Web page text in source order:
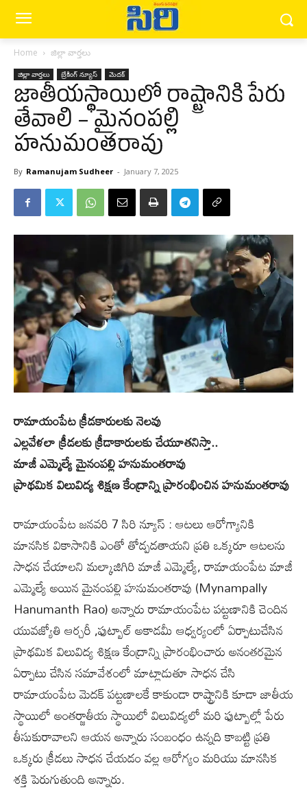
Home జిల్లా వార్త‌లు
జిల్లా వార్త‌లు బ్రేకింగ్ న్యూస్‌ మెద‌క్
జాతీయస్థాయిలో రాష్ట్రానికి పేరు
తేవాలి – మైనంపల్లి
హనుమంతరావు
By Ramanujam Sudheer - January 7, 2025
రామాయంపేట క్రీడకారుల‌కు నెల‌వు
ఎల్లవేళలా క్రీడలకు క్రీడాకారులకు చేయూతనిస్తా..
మాజీ ఎమ్మెల్యే మైనంపల్లి హనుమంతరావు
ప్రాథమిక విలువిద్య శిక్షణ కేంద్రాన్ని ప్రారంభించిన హ‌నుమంత‌రావు
రామాయంపేట జనవరి 7 సిరి న్యూస్ : ఆటలు ఆరోగ్యానికి
మానసిక వికాసానికి ఎంతో తోడ్పడతాయని ప్రతి ఒక్కరూ ఆటలను
సాధన చేయాలని మల్కాజిగిరి మాజీ ఎమ్మెల్యే, రామాయంపేట మాజీ
ఎమ్మెల్యే అయిన మైనంపల్లి హనుమంతరావు (Mynampally
Hanumanth Rao) అన్నారు రామాయంపేట పట్టణానికి చెందిన
యువజ్యోతి ఆర్చరీ ,ఫుట్బాల్ అకాడమీ ఆధ్వర్యంలో ఏర్పాటుచేసిన
ప్రాథమిక విలువిద్య శిక్షణ కేంద్రాన్ని ప్రారంభించారు అనంతరమైన
ఏర్పాటు చేసిన సమావేశంలో మాట్లాడుతూ సాధన చేసి
రామాయంపేట మెదక్ పట్టణాలకే కాకుండా రాష్ట్రానికి కూడా జాతీయ
స్థాయిలో అంతర్జాతీయ స్థాయిలో విలువిద్యలో మరి ఫుట్బాల్లో పేరు
తీసుకురావాలని ఆయన అన్నారు సంబంధం ఉన్నది కాబట్టి ప్రతి
ఒక్కరు క్రీడలు సాధన చేయడం వల్ల ఆరోగ్యం మరియు మానసిక
శక్తి పెరుగుతుంది అన్నారు.